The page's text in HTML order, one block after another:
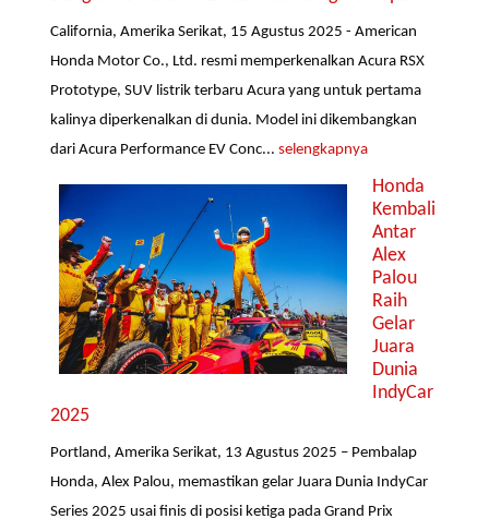
California, Amerika Serikat, 15 Agustus 2025 - American
Honda Motor Co., Ltd. resmi memperkenalkan Acura RSX
Prototype, SUV listrik terbaru Acura yang untuk pertama
kalinya diperkenalkan di dunia. Model ini dikembangkan
dari Acura Performance EV Conc...selengkapnya
Honda
Kembali
Antar
Alex
Palou
Raih
Gelar
Juara
Dunia
IndyCar
2025
Portland, Amerika Serikat, 13 Agustus 2025 – Pembalap
Honda, Alex Palou, memastikan gelar Juara Dunia IndyCar
Series 2025 usai finis di posisi ketiga pada Grand Prix